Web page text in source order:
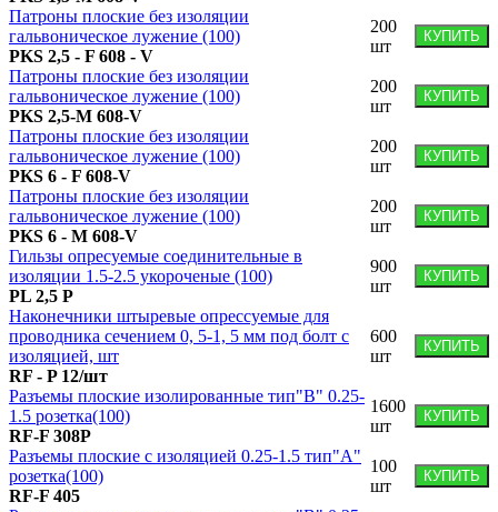
Патроны плоские без изоляции
гальвоническое лужение (100)
PKS 2,5 - F 608 - V
200
шт
КУПИТЬ
Патроны плоские без изоляции
гальвоническое лужение (100)
PKS 2,5-M 608-V
200
шт
КУПИТЬ
Патроны плоские без изоляции
гальвоническое лужение (100)
PKS 6 - F 608-V
200
шт
КУПИТЬ
Патроны плоские без изоляции
гальвоническое лужение (100)
PKS 6 - M 608-V
200
шт
КУПИТЬ
Гильзы опресуемые соединительные в
изоляции 1.5-2.5 укороченые (100)
PL 2,5 P
900
шт
КУПИТЬ
Наконечники штыревые опрессуемые для
проводника сечением 0, 5-1, 5 мм под болт с
изоляцией, шт
RF - P 12/шт
600
шт
КУПИТЬ
Разъемы плоские изолированные тип"В" 0.25-
1.5 розетка(100)
RF-F 308P
1600
шт
КУПИТЬ
Разъемы плоские с изоляцией 0.25-1.5 тип"А"
розетка(100)
RF-F 405
100
шт
КУПИТЬ